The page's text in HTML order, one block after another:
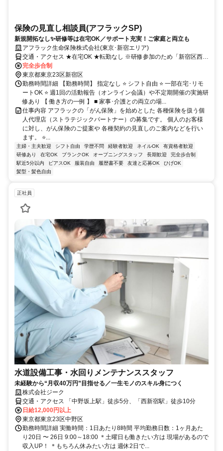
保険の見直し相談員(アフラックSP)
新規開拓なし✨研修等は在宅OK／サポート充実！ご家庭と両立も
アフラック生命保険株式会社(東京･新宿エリア)
交通・アクセス ★在宅OK ★転勤なし ※研修参加のため「新宿区西新
宿」への出社あり
完全歩合制
東京都東京23区新宿区
勤務時間詳細 【勤務時間】 指定なし ⭐ シフト自由 ⭐ 一部在宅･リモ
ートOK ⭐ 週1回の活動報告（オンライン会議）や不定期開催の実施研
修あり 【 働き方の一例 】 ■ 家事･介護との両立の場...
仕事内容 アフラックの「がん保険」を始めとした 各種保険を扱う個
人代理店（ストラテジックパートナー）の募集です。 個人のお客様
に対し、がん保険のご提案や 各種契約の見直しのご案内などを行い
ます。 ⭐...
主婦・主夫歓迎 シフト自由 学歴不問 経験者歓迎 ネイルOK
有資格者歓迎
研修あり
在宅OK ブランクOK オープニングスタッフ 長期歓迎
完全歩合制
駅近5分以内
ピアスOK 服装自由 履歴書不要 友達と応募OK
ひげOK
髪型・髪色自由
正社員
水道設備工事・水回りメンテナンススタッフ
未経験から“月収40万円”目指せる／一生モノのスキル身につく
株式会社ジーク
交通・アクセス 「中野坂上駅」徒歩5分、「西新宿駅」徒歩10分
日給12,000円以上
東京都東京23区中野区
勤務時間詳細 実働時間：1日あたり8時間 平均勤務日数：1ヶ月あた
り20日 〜 26日 9:00～18:00 ＊土曜日も働きたい方は 現場があるので
収入UP！ ＊もちろん休みたい方は 週休2日で...